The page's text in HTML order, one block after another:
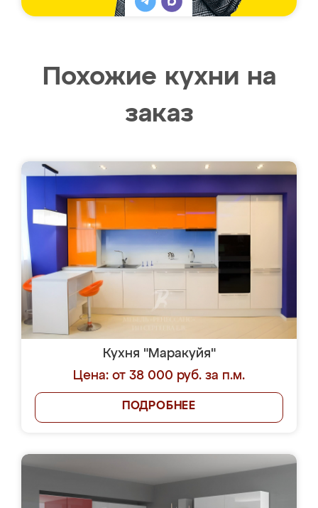
Похожие кухни на
заказ
Кухня "Маракуйя"
Цена: от 38 000 руб. за п.м.
ПОДРОБНЕЕ